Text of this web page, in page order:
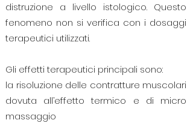
distruzione a livello istologico. Questo
fenomeno non si verifica con i dosaggi
terapeutici utilizzati.
Gli effetti terapeutici principali sono:
la risoluzione delle contratture muscolari
dovuta all’effetto termico e di micro
massaggio